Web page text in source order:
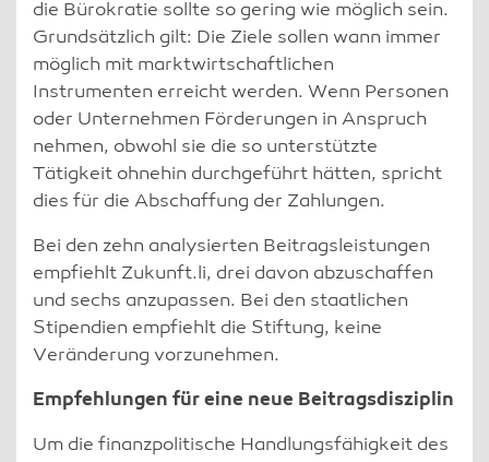
die Bürokratie sollte so gering wie möglich sein.
Grundsätzlich gilt: Die Ziele sollen wann immer
möglich mit marktwirtschaftlichen
Instrumenten erreicht werden. Wenn Personen
oder Unternehmen Förderungen in Anspruch
nehmen, obwohl sie die so unterstützte
Tätigkeit ohnehin durchgeführt hätten, spricht
dies für die Abschaffung der Zahlungen.
Bei den zehn analysierten Beitragsleistungen
empfiehlt Zukunft.li, drei davon abzuschaffen
und sechs anzupassen. Bei den staatlichen
Stipendien empfiehlt die Stiftung, keine
Veränderung vorzunehmen.
Empfehlungen für eine neue Beitragsdisziplin
Um die finanzpolitische Handlungsfähigkeit des